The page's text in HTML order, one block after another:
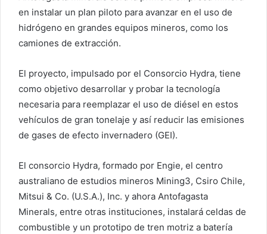
en instalar un plan piloto para avanzar en el uso de
hidrógeno en grandes equipos mineros, como los
camiones de extracción.
El proyecto, impulsado por el Consorcio Hydra, tiene
como objetivo desarrollar y probar la tecnología
necesaria para reemplazar el uso de diésel en estos
vehículos de gran tonelaje y así reducir las emisiones
de gases de efecto invernadero (GEI).
El consorcio Hydra, formado por Engie, el centro
australiano de estudios mineros Mining3, Csiro Chile,
Mitsui & Co. (U.S.A.), Inc. y ahora Antofagasta
Minerals, entre otras instituciones, instalará celdas de
combustible y un prototipo de tren motriz a batería